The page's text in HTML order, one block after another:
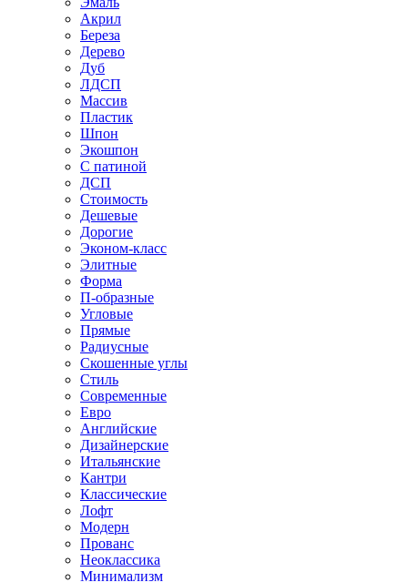
Акрил
Береза
Дерево
Дуб
ЛДСП
Массив
Пластик
Шпон
Экошпон
С патиной
ДСП
Стоимость
Дешевые
Дорогие
Эконом-класс
Элитные
Форма
П-образные
Угловые
Прямые
Радиусные
Скошенные углы
Стиль
Современные
Евро
Английские
Дизайнерские
Итальянские
Кантри
Классические
Лофт
Модерн
Прованс
Неоклассика
Минимализм